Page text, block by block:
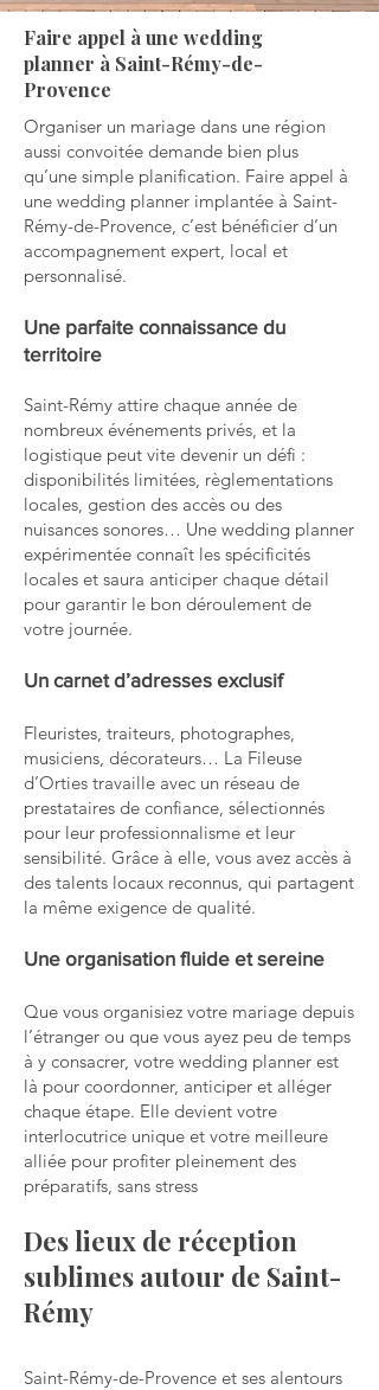
Faire appel à une wedding
planner à Saint-Rémy-de-
Provence
Organiser un mariage dans une région
aussi convoitée demande bien plus
qu’une simple planification. Faire appel à
une wedding planner implantée à Saint-
Rémy-de-Provence, c’est bénéficier d’un
accompagnement expert, local et
personnalisé.
Une parfaite connaissance du
territoire
Saint-Rémy attire chaque année de
nombreux événements privés, et la
logistique peut vite devenir un défi :
disponibilités limitées, règlementations
locales, gestion des accès ou des
nuisances sonores… Une wedding planner
expérimentée connaît les spécificités
locales et saura anticiper chaque détail
pour garantir le bon déroulement de
votre journée.
Un carnet d’adresses exclusif
Fleuristes, traiteurs, photographes,
musiciens, décorateurs… La Fileuse
d’Orties travaille avec un réseau de
prestataires de confiance, sélectionnés
pour leur professionnalisme et leur
sensibilité. Grâce à elle, vous avez accès à
des talents locaux reconnus, qui partagent
la même exigence de qualité.
Une organisation fluide et sereine
Que vous organisiez votre mariage depuis
l’étranger ou que vous ayez peu de temps
à y consacrer, votre wedding planner est
là pour coordonner, anticiper et alléger
chaque étape. Elle devient votre
interlocutrice unique et votre meilleure
alliée pour profiter pleinement des
préparatifs, sans stress
Des lieux de réception
sublimes autour de Saint-
Rémy
Saint-Rémy-de-Provence et ses alentours